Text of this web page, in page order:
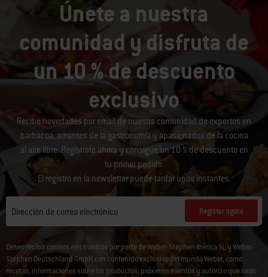
Únete a nuestra
comunidad y disfruta de
un 10 % de descuento
exclusivo
Recibe novedades por email de nuestra comunidad de expertos en
barbacoa, amantes de la gastronomía y apasionados de la cocina
al aire libre. Regístrate ahora y consigue un 10 % de descuento en
tu primer pedido.
El registro en la newsletter puede tardar unos instantes.
Dirección de correo electrónico Registar agora
Deseo recibir correos electrónicos por parte de Weber-Stephen Ibérica SL y Weber-
Stephen Deutschland GmbH con contenido exclusivo del mundo Weber, como
recetas, informaciones sobre los productos, próximos eventos y autorizo que sean